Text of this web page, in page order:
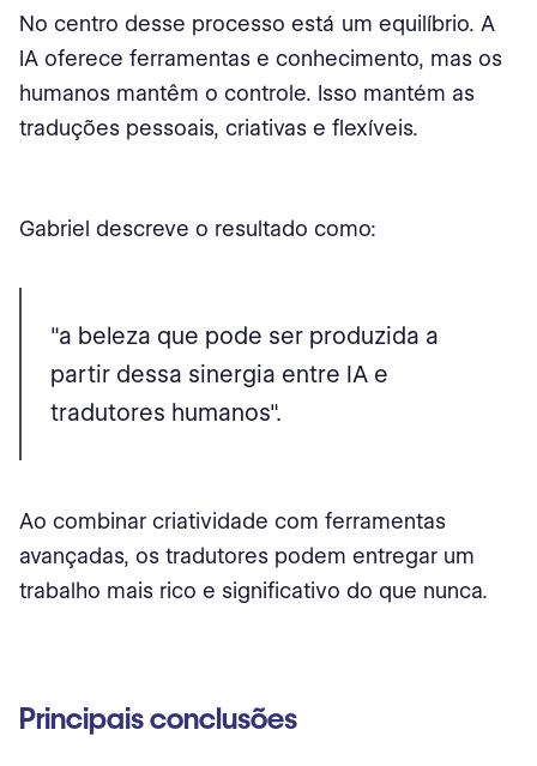
No centro desse processo está um equilíbrio. A
IA oferece ferramentas e conhecimento, mas os
humanos mantêm o controle. Isso mantém as
traduções pessoais, criativas e flexíveis.
Gabriel descreve o resultado como:
"a beleza que pode ser produzida a
partir dessa sinergia entre IA e
tradutores humanos".
Ao combinar criatividade com ferramentas
avançadas, os tradutores podem entregar um
trabalho mais rico e significativo do que nunca.
Principais conclusões